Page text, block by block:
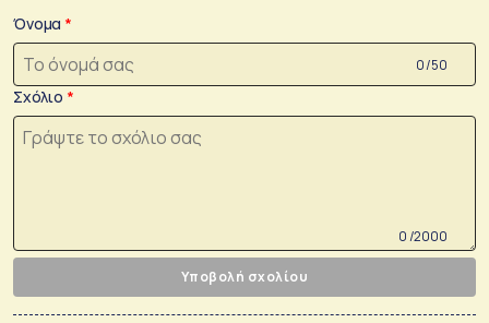
Όνομα
0 /50
Σχόλιο
0 /2000
Υποβολή σχολίου